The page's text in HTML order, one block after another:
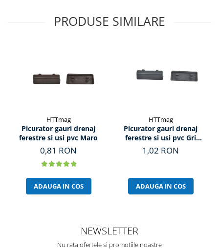
PRODUSE SIMILARE
HTTmag
Picurator gauri drenaj
ferestre si usi pvc Maro
0,81 RON
ADAUGA IN COS
HTTmag
Picurator gauri drenaj
ferestre si usi pvc Gri
Antracit
1,02 RON
ADAUGA IN COS
NEWSLETTER
Nu rata ofertele si promotiile noastre